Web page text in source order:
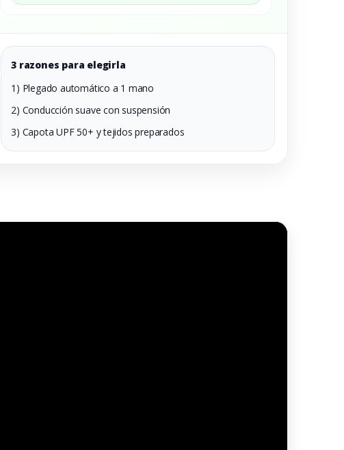
3 razones para elegirla
1) Plegado automático a 1 mano
2) Conducción suave con suspensión
3) Capota UPF 50+ y tejidos preparados